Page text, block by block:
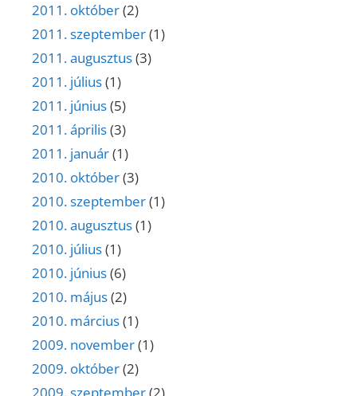
2011. október(2)
2011. szeptember(1)
2011. augusztus(3)
2011. július(1)
2011. június(5)
2011. április(3)
2011. január(1)
2010. október(3)
2010. szeptember(1)
2010. augusztus(1)
2010. július(1)
2010. június(6)
2010. május(2)
2010. március(1)
2009. november(1)
2009. október(2)